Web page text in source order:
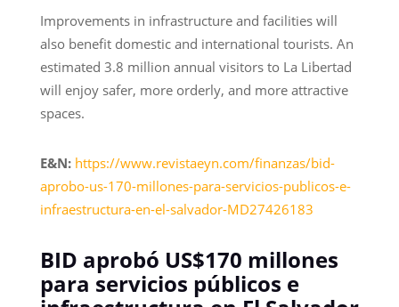
Improvements in infrastructure and facilities will
also benefit domestic and international tourists. An
estimated 3.8 million annual visitors to La Libertad
will enjoy safer, more orderly, and more attractive
spaces.
E&N: https://www.revistaeyn.com/finanzas/bid-
aprobo-us-170-millones-para-servicios-publicos-e-
infraestructura-en-el-salvador-MD27426183
BID aprobó US$170 millones
para servicios públicos e